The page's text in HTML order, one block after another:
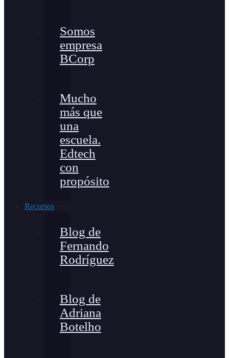
Somos
empresa
BCorp
Mucho
más que
una
escuela.
Edtech
con
propósito
Recursos
Blog de
Fernando
Rodríguez
Blog de
Adriana
Botelho